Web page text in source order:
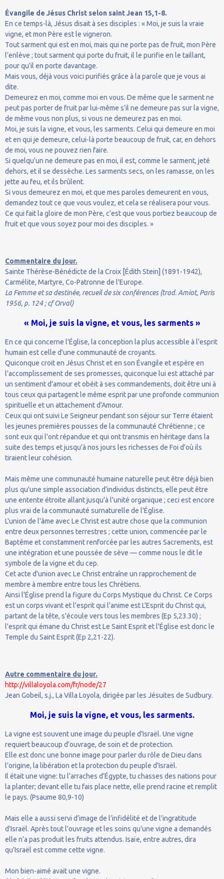
Évangile de Jésus Christ selon saint Jean 15,1-8.
En ce temps-là, Jésus disait à ses disciples : « Moi, je suis la vraie
vigne, et mon Père est le vigneron.
Tout sarment qui est en moi, mais qui ne porte pas de fruit, mon Père
l’enlève ; tout sarment qui porte du fruit, il le purifie en le taillant,
pour qu’il en porte davantage.
Mais vous, déjà vous voici purifiés grâce à la parole que je vous ai
dite.
Demeurez en moi, comme moi en vous. De même que le sarment ne
peut pas porter de fruit par lui-même s’il ne demeure pas sur la vigne,
de même vous non plus, si vous ne demeurez pas en moi.
Moi, je suis la vigne, et vous, les sarments. Celui qui demeure en moi
et en qui je demeure, celui-là porte beaucoup de fruit, car, en dehors
de moi, vous ne pouvez rien faire.
Si quelqu’un ne demeure pas en moi, il est, comme le sarment, jeté
dehors, et il se dessèche. Les sarments secs, on les ramasse, on les
jette au feu, et ils brûlent.
Si vous demeurez en moi, et que mes paroles demeurent en vous,
demandez tout ce que vous voulez, et cela se réalisera pour vous.
Ce qui fait la gloire de mon Père, c’est que vous portiez beaucoup de
fruit et que vous soyez pour moi des disciples. »
Commentaire du jour.
Sainte Thérèse-Bénédicte de la Croix [Édith Stein] (1891-1942),
Carmélite, Martyre, Co-Patronne de l'Europe.
La Femme et sa destinée, recueil de six conférences (trad. Amiot, Paris
1956, p. 124 ; cf Orval)
« Moi, je suis la vigne, et vous, les sarments »
En ce qui concerne l'Église, la conception la plus accessible à l'esprit
humain est celle d'une communauté de croyants.
Quiconque croit en Jésus Christ et en son Évangile et espère en
l'accomplissement de ses promesses, quiconque lui est attaché par
un sentiment d'amour et obéit à ses commandements, doit être uni à
tous ceux qui partagent le même esprit par une profonde communion
spirituelle et un attachement d'Amour.
Ceux qui ont suivi Le Seigneur pendant son séjour sur Terre étaient
les jeunes premières pousses de la communauté Chrétienne ; ce
sont eux qui l'ont répandue et qui ont transmis en héritage dans la
suite des temps et jusqu'à nos jours les richesses de Foi d'où ils
tiraient leur cohésion.
Mais même une communauté humaine naturelle peut être déjà bien
plus qu'une simple association d'individus distincts, elle peut être
une entente étroite allant jusqu'à l'unité organique ; ceci est encore
plus vrai de la communauté surnaturelle de l'Église.
L'union de l'âme avec Le Christ est autre chose que la communion
entre deux personnes terrestres ; cette union, commencée par le
Baptême et constamment renforcée par les autres Sacrements, est
une intégration et une poussée de sève — comme nous le dit le
symbole de la vigne et du cep.
Cet acte d'union avec Le Christ entraîne un rapprochement de
membre à membre entre tous les Chrétiens.
Ainsi l'Église prend la figure du Corps Mystique du Christ. Ce Corps
est un corps vivant et l'esprit qui l'anime est L'Esprit du Christ qui,
partant de la tête, s'écoule vers tous les membres (Ep 5,23.30) ;
l'esprit qui émane du Christ est Le Saint Esprit et l'Église est donc le
Temple du Saint Esprit (Ep 2,21-22).
Autre commentaire du jour.
http://villaloyola.com/fr/node/27
Jean Gobeil, s.j., La Villa Loyola, dirigée par les Jésuites de Sudbury.
Moi, je suis la vigne, et vous, les sarments.
La vigne est souvent une image du peuple d’Israël. Une vigne
requiert beaucoup d’ouvrage, de soin et de protection.
Elle est donc une bonne image pour parler du rôle de Dieu dans
l’origine, la libération et la protection du peuple d’Israël.
Il était une vigne: tu l’arraches d’Égypte, tu chasses des nations pour
la planter; devant elle tu fais place nette, elle prend racine et remplit
le pays. (Psaume 80,9-10)
Mais elle a aussi servi d’image de l’infidélité et de l’ingratitude
d’Israël. Après tout l’ouvrage et les soins qu’une vigne a demandés
elle n’a pas produit les fruits attendus. Isaïe, entre autres, dira
qu’Israël est comme cette vigne.
Mon bien-aimé avait une vigne.